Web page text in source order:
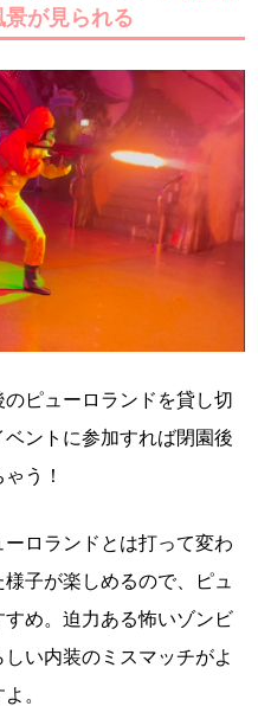
が見られる
ピューロランドを貸し切
ントに参加すれば閉園後
う！
ロランドとは打って変わ
子が楽しめるので、ピュ
め。迫力ある怖いゾンビ
い内装のミスマッチがよ
。